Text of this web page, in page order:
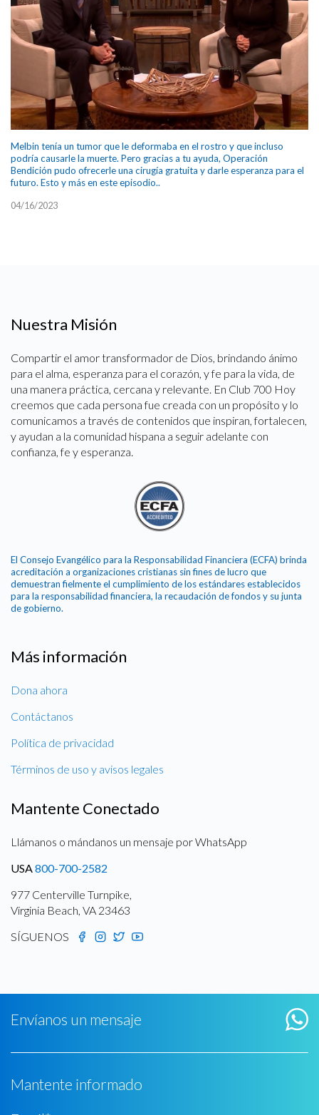
Melbin tenía un tumor que le deformaba en el rostro y que incluso
podría causarle la muerte. Pero gracias a tu ayuda, Operación
Bendición pudo ofrecerle una cirugía gratuita y darle esperanza para el
futuro. Esto y más en este episodio..
04/16/2023
Nuestra Misión
Compartir el amor transformador de Dios, brindando ánimo
para el alma, esperanza para el corazón, y fe para la vida, de
una manera práctica, cercana y relevante. En Club 700 Hoy
creemos que cada persona fue creada con un propósito y lo
comunicamos a través de contenidos que inspiran, fortalecen,
y ayudan a la comunidad hispana a seguir adelante con
confianza, fe y esperanza.
El Consejo Evangélico para la Responsabilidad Financiera (ECFA) brinda
acreditación a organizaciones cristianas sin fines de lucro que
demuestran fielmente el cumplimiento de los estándares establecidos
para la responsabilidad financiera, la recaudación de fondos y su junta
de gobierno.
Más información
Dona ahora
Contáctanos
Política de privacidad
Términos de uso y avisos legales
Mantente Conectado
Llámanos o mándanos un mensaje por WhatsApp
USA 800-700-2582
977 Centerville Turnpike,
Virginia Beach, VA 23463
SÍGUENOS
Envíanos un mensaje
Mantente informado